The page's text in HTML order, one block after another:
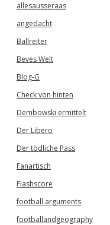
allesausseraas
angedacht
Ballreiter
Beves Welt
Blog-G
Check von hinten
Dembowski ermittelt
Der Libero
Der tödliche Pass
Fanartisch
Flashscore
football arguments
footballandgeography